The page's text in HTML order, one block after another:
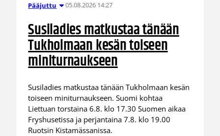
Pääjuttu 05.08.2026 14:27
Susiladies matkustaa tänään
Tukholmaan kesän toiseen
miniturnaukseen
Susiladies matkustaa tänään Tukholmaan kesän
toiseen miniturnaukseen. Suomi kohtaa
Liettuan torstaina 6.8. klo 17.30 Suomen aikaa
Fryshusetissa ja perjantaina 7.8. klo 19.00
Ruotsin Kistamässanissa.